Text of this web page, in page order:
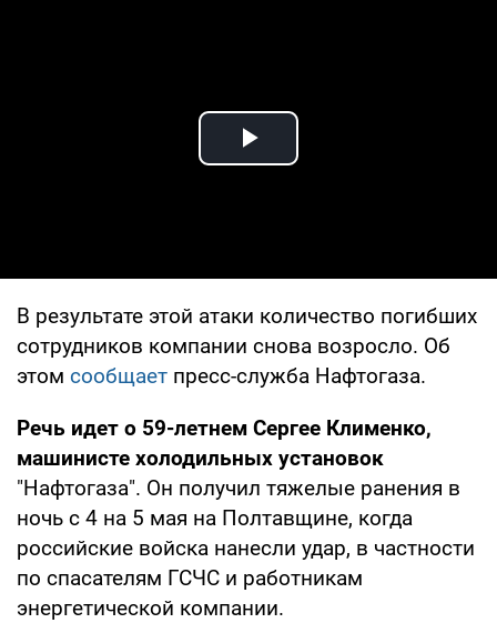
Play Video
В результате этой атаки количество погибших
сотрудников компании снова возросло. Об
этом сообщает пресс-служба Нафтогаза.
Речь идет о 59-летнем Сергее Клименко,
машинисте холодильных установок
"Нафтогаза". Он получил тяжелые ранения в
ночь с 4 на 5 мая на Полтавщине, когда
российские войска нанесли удар, в частности
по спасателям ГСЧС и работникам
энергетической компании.